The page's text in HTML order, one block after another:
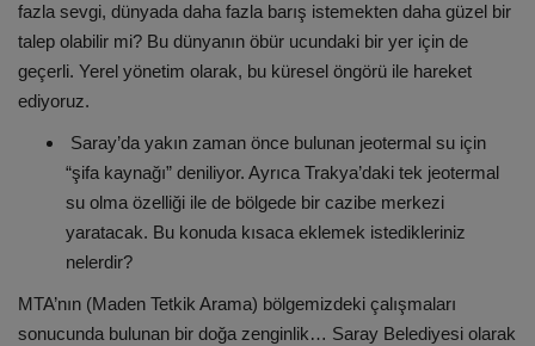
fazla sevgi, dünyada daha fazla barış istemekten daha güzel bir
talep olabilir mi? Bu dünyanın öbür ucundaki bir yer için de
geçerli. Yerel yönetim olarak, bu küresel öngörü ile hareket
ediyoruz.
Saray’da yakın zaman önce bulunan jeotermal su için
“şifa kaynağı” deniliyor. Ayrıca Trakya’daki tek jeotermal
su olma özelliği ile de bölgede bir cazibe merkezi
yaratacak. Bu konuda kısaca eklemek istedikleriniz
nelerdir?
MTA’nın (Maden Tetkik Arama) bölgemizdeki çalışmaları
sonucunda bulunan bir doğa zenginlik… Saray Belediyesi olarak